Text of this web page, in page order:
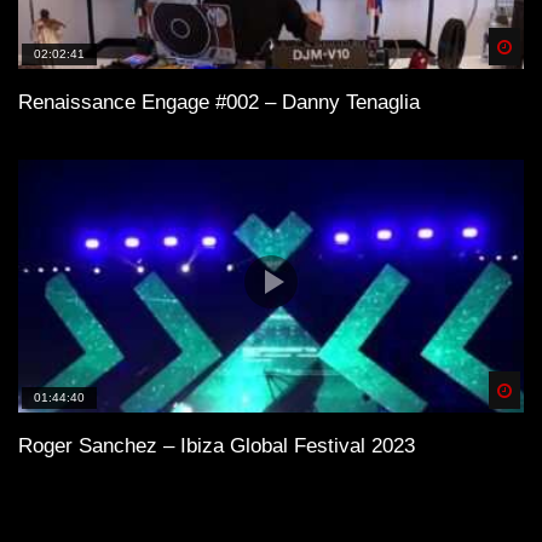
02:02:41
Renaissance Engage #002 – Danny Tenaglia
01:44:40
Roger Sanchez – Ibiza Global Festival 2023